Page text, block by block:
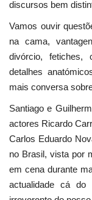
discursos bem
Vamos ouvir
na cama,
divórcio, fetiches,
detalhes
mais conversa
Santiago e
actores Ricardo
Carlos Eduardo
no Brasil, vista por
em cena durante
actualidade cá